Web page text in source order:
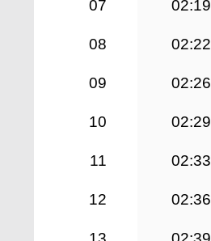
07 02:19
08 02:22
09 02:26
10 02:29
11 02:33
12 02:36